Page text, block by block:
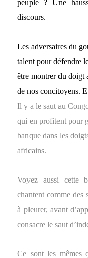
peuple ? Une
discours.
Les adversaires du
talent pour défendre
être montrer du doigt
de nos concitoyens.
Il y a le saut au
qui en profitent pour
banque dans les
africains.
Voyez aussi cette
chantent comme des
à pleurer, avant
consacre le saut
Ce sont les mêmes